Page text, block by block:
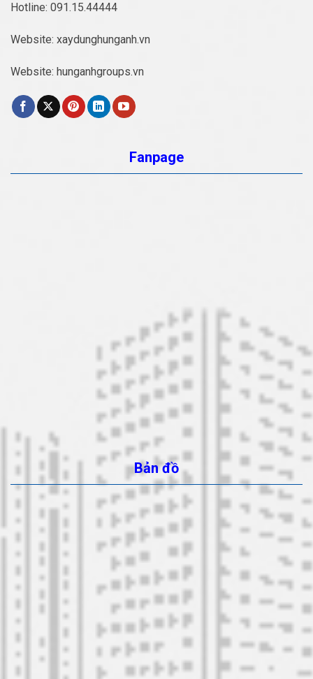
Hotline: 091.15.44444
Website: xaydunghunganh.vn
Website: hunganhgroups.vn
Fanpage
Bản đồ